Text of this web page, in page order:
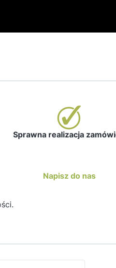
Sprawna realizacja
Napisz do nas